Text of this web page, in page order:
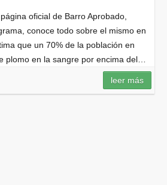
oficial de Barro Aprobado,
conoce todo sobre el mismo en
que un 70% de la población en
plomo en la sangre por encima del…
leer más